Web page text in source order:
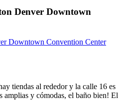
Denver Downtown
Downtown Convention Center
tiendas al rededor y la calle 16 es
amplias y cómodas, el baño bien! El